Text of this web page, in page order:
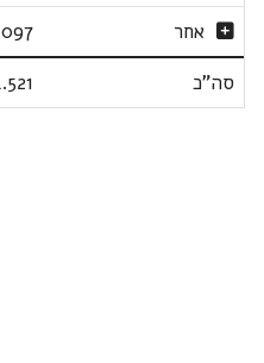
אחר
סה"כ